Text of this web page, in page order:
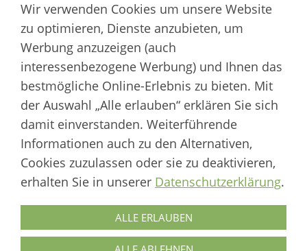
Impressum
Datenschutz
Cookies
Autor der Welt der Katzen
___________________
Fortpflanzung von Hauskatzen und Wildkatzenarten
Artikel werden regelmäßig aktualisiert und neue Forschungsergebnisse
berücksichtigt.
Autor & Redaktion: Marcus Skupin · Katzenforschung | Katzenwissen |
Katzenhaltung
Wir verwenden Cookies um unsere Website
zu optimieren, Dienste anzubieten, um
Werbung anzuzeigen (auch
interessenbezogene Werbung) und Ihnen das
bestmögliche Online-Erlebnis zu bieten. Mit
der Auswahl „Alle erlauben“ erklären Sie sich
damit einverstanden. Weiterführende
Informationen auch zu den Alternativen,
Cookies zuzulassen oder sie zu deaktivieren,
erhalten Sie in unserer Datenschutzerklärung.
ALLE ERLAUBEN